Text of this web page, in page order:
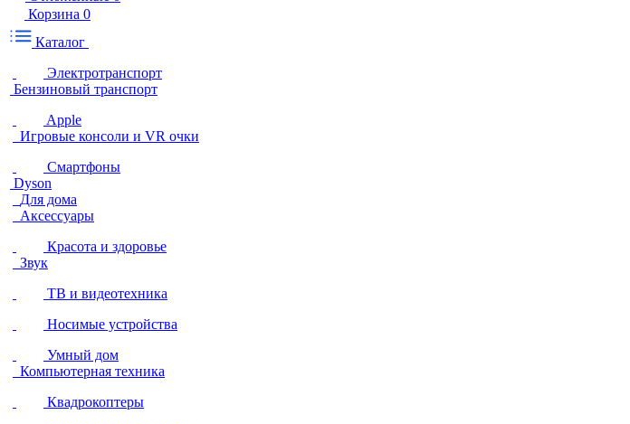
Корзина 0
Каталог
Электротранспорт
Бензиновый транспорт
Apple
Игровые консоли и VR очки
Смартфоны
Dyson
Для дома
Аксессуары
Красота и здоровье
Звук
ТВ и видеотехника
Носимые устройства
Умный дом
Компьютерная техника
Квадрокоптеры